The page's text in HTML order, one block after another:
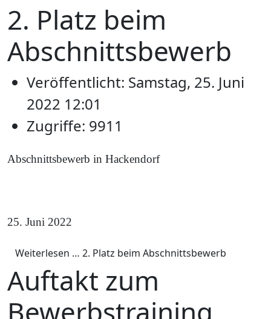
2. Platz beim
Abschnittsbewerb
Veröffentlicht: Samstag, 25. Juni
2022 12:01
Zugriffe: 9911
Abschnittsbewerb in Hackendorf
25. Juni 2022
Weiterlesen … 2. Platz beim Abschnittsbewerb
Auftakt zum